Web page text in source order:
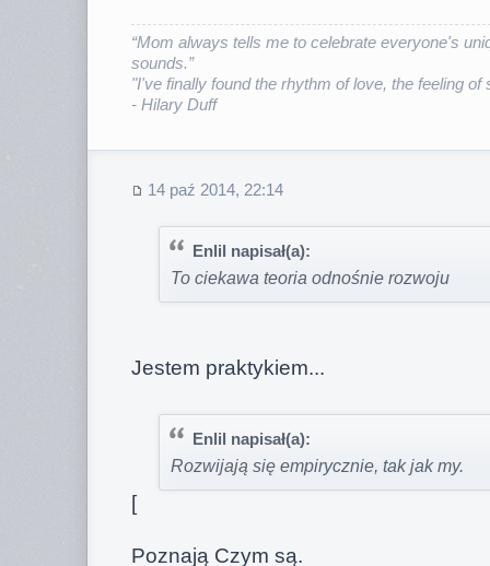
“Mom always tells me to celebrate everyone's
sounds.”
"I've finally found the rhythm of love, the feeling of
- Hilary Duff
14 paź 2014, 22:14
Enlil napisał(a):
To ciekawa teoria odnośnie rozwoju
Jestem praktykiem...
Enlil napisał(a):
Rozwijają się empirycznie, tak jak my.
[
Poznają Czym są.